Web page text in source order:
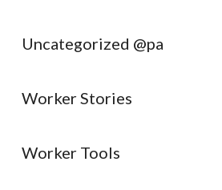
Uncategorized @pa
Worker Stories
Worker Tools